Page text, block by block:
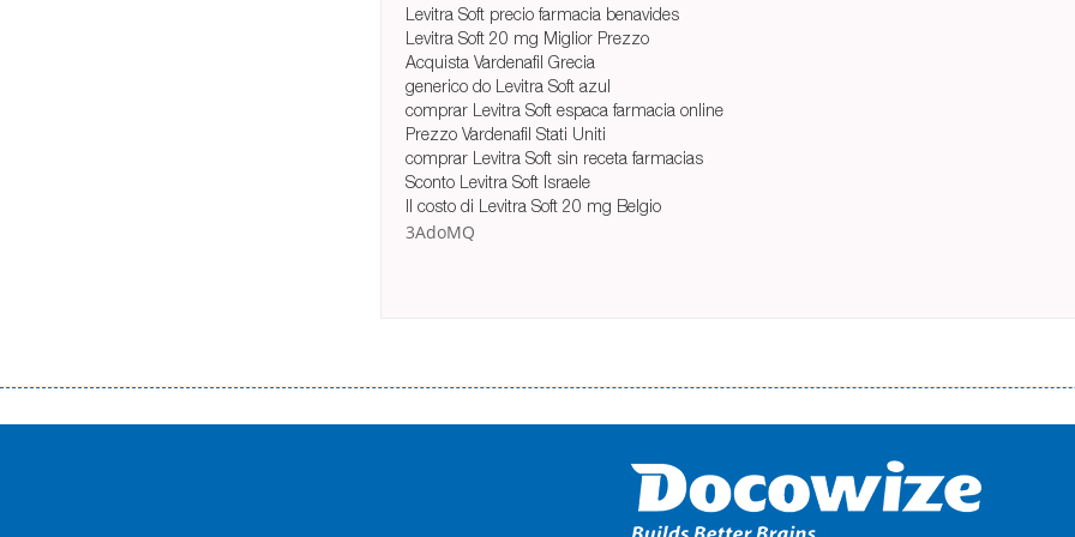
Levitra Soft precio farmacia benavides
Levitra Soft 20 mg Miglior Prezzo
Acquista Vardenafil Grecia
generico do Levitra Soft azul
comprar Levitra Soft espaсa farmacia online
Prezzo Vardenafil Stati Uniti
comprar Levitra Soft sin receta farmacias
Sconto Levitra Soft Israele
Il costo di Levitra Soft 20 mg Belgio
3AdoMQ